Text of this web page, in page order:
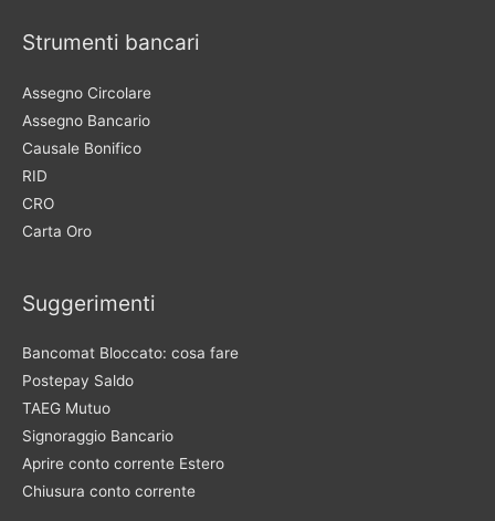
Strumenti bancari
Assegno Circolare
Assegno Bancario
Causale Bonifico
RID
CRO
Carta Oro
Suggerimenti
Bancomat Bloccato: cosa fare
Postepay Saldo
TAEG Mutuo
Signoraggio Bancario
Aprire conto corrente Estero
Chiusura conto corrente